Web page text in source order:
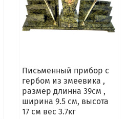
Письменный прибор с
гербом из змеевика ,
размер длинна 39см ,
ширина 9.5 см, высота
17 см вес 3.7кг